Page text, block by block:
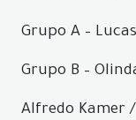
Grupo A –
Grupo B –
Alfredo Kamer